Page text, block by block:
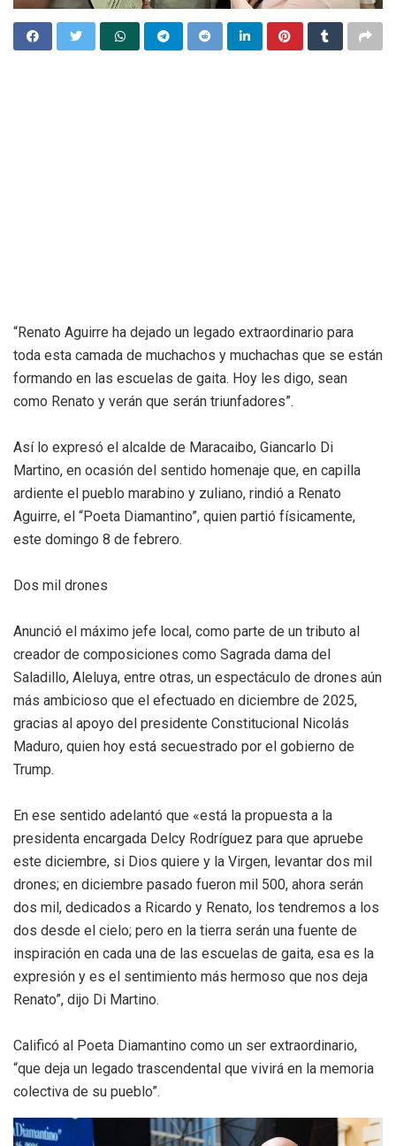
“Renato Aguirre ha dejado un legado extraordinario para
toda esta camada de muchachos y muchachas que se están
formando en las escuelas de gaita. Hoy les digo, sean
como Renato y verán que serán triunfadores”.
Así lo expresó el alcalde de Maracaibo, Giancarlo Di
Martino, en ocasión del sentido homenaje que, en capilla
ardiente el pueblo marabino y zuliano, rindió a Renato
Aguirre, el “Poeta Diamantino”, quien partió físicamente,
este domingo 8 de febrero.
Dos mil drones
Anunció el máximo jefe local, como parte de un tributo al
creador de composiciones como Sagrada dama del
Saladillo, Aleluya, entre otras, un espectáculo de drones aún
más ambicioso que el efectuado en diciembre de 2025,
gracias al apoyo del presidente Constitucional Nicolás
Maduro, quien hoy está secuestrado por el gobierno de
Trump.
En ese sentido adelantó que «está la propuesta a la
presidenta encargada Delcy Rodríguez para que apruebe
este diciembre, si Dios quiere y la Virgen, levantar dos mil
drones; en diciembre pasado fueron mil 500, ahora serán
dos mil, dedicados a Ricardo y Renato, los tendremos a los
dos desde el cielo; pero en la tierra serán una fuente de
inspiración en cada una de las escuelas de gaita, esa es la
expresión y es el sentimiento más hermoso que nos deja
Renato”, dijo Di Martino.
Calificó al Poeta Diamantino como un ser extraordinario,
“que deja un legado trascendental que vivirá en la memoria
colectiva de su pueblo”.